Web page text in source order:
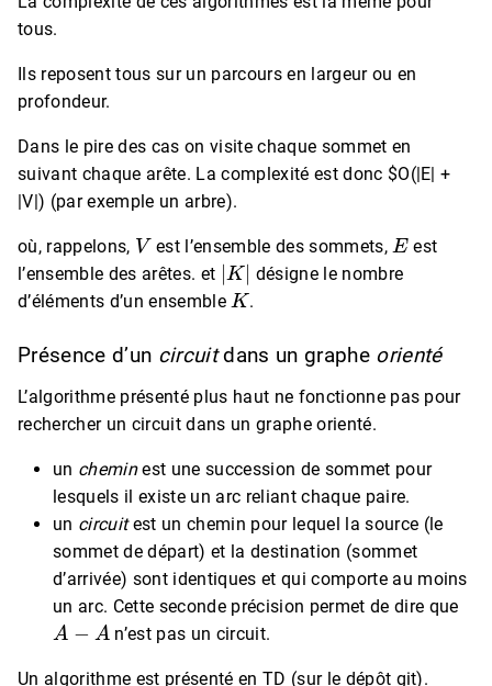
tous.
Ils reposent tous sur un parcours en largeur ou en
profondeur.
Dans le pire des cas on visite chaque sommet en
suivant chaque arête. La complexité est donc $O(|E| +
|V|) (par exemple un arbre).
où, rappelons,
V
est l’ensemble des sommets,
E
est
l’ensemble des arêtes. et
|K|
désigne le nombre
d’éléments d’un ensemble
K
.
Présence d’un circuitdans un graphe orienté
L’algorithme présenté plus haut ne fonctionne pas pour
rechercher un circuit dans un graphe orienté.
un cheminest une succession de sommet pour
lesquels il existe un arc reliant chaque paire.
un circuitest un chemin pour lequel la source (le
sommet de départ) et la destination (sommet
d’arrivée) sont identiques et qui comporte au moins
un arc. Cette seconde précision permet de dire que
A− A
n’est pas un circuit.
Un algorithme est présenté en TD (sur le dépôt git).